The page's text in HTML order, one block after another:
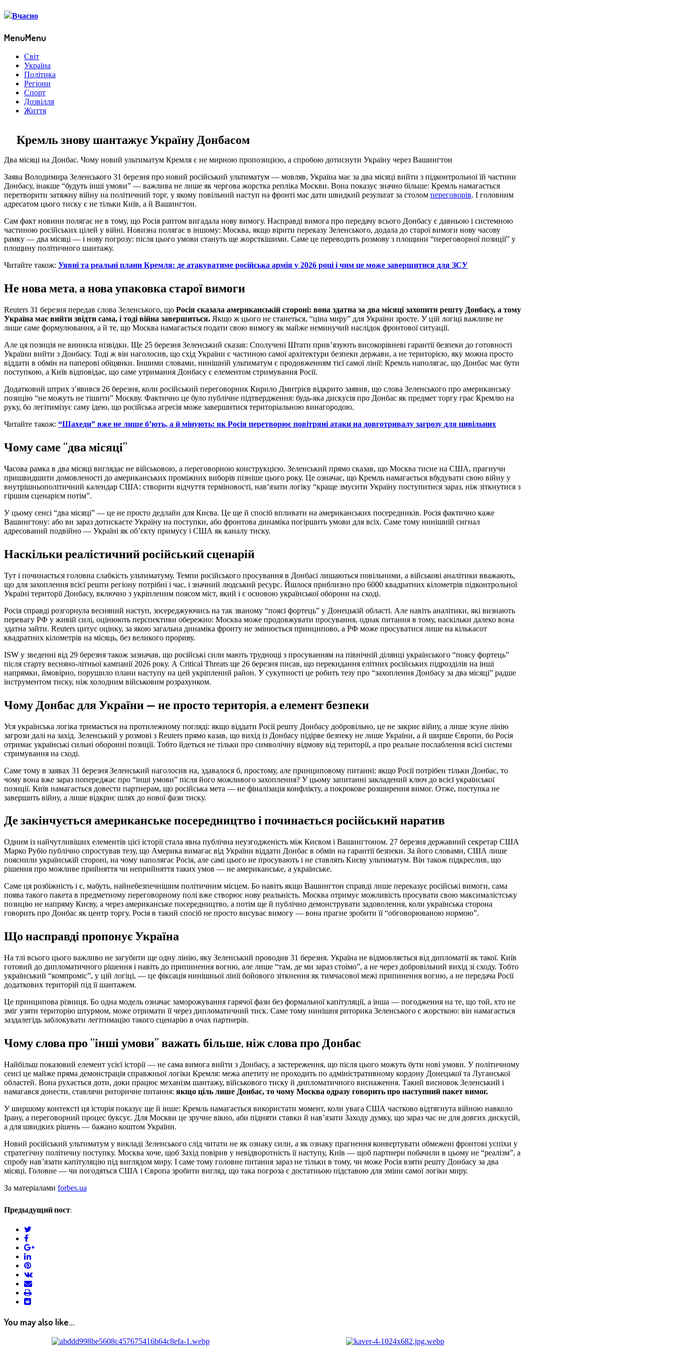
MenuMenu
Світ
Україна
Політика
Регіони
Спорт
Дозвілля
Життя
Кремль знову шантажує Україну Донбасом
Два місяці на Донбас. Чому новий ультиматум Кремля є не мирною пропозицією, а спробою дотиснути Україну через Вашингтон
Заява Володимира Зеленського 31 березня про новий російський ультиматум — мовляв, Україна має за два місяці вийти з підконтрольної їй частини
Донбасу, інакше “будуть інші умови” — важлива не лише як чергова жорстка репліка Москви. Вона показує значно більше: Кремль намагається
перетворити затяжну війну на політичний торг, у якому повільний наступ на фронті має дати швидкий результат за столом переговорів. І головним
адресатом цього тиску є не тільки Київ, а й Вашингтон.
Сам факт новини полягає не в тому, що Росія раптом вигадала нову вимогу. Насправді вимога про передачу всього Донбасу є давньою і системною
частиною російських цілей у війні. Новизна полягає в іншому: Москва, якщо вірити переказу Зеленського, додала до старої вимоги нову часову
рамку — два місяці — і нову погрозу: після цього умови стануть ще жорсткішими. Саме це переводить розмову з площини “переговорної позиції” у
площину політичного шантажу.
Читайте також: Уявні та реальні плани Кремля: де атакуватиме російська армія у 2026 році і чим це може завершитися для ЗСУ
Не нова мета, а нова упаковка старої вимоги
Reuters 31 березня передав слова Зеленського, що Росія сказала американській стороні: вона здатна за два місяці захопити решту Донбасу, а тому
Україна має вийти звідти сама, і тоді війна завершиться. Якщо ж цього не станеться, “ціна миру” для України зросте. У цій логіці важливе не
лише саме формулювання, а й те, що Москва намагається подати свою вимогу як майже неминучий наслідок фронтової ситуації.
Але ця позиція не виникла нізвідки. Ще 25 березня Зеленський сказав: Сполучені Штати прив’язують високорівневі гарантії безпеки до готовності
України вийти з Донбасу. Тоді ж він наголосив, що схід України є частиною самої архітектури безпеки держави, а не територією, яку можна просто
віддати в обмін на паперові обіцянки. Іншими словами, нинішній ультиматум є продовженням тієї самої лінії: Кремль наполягає, що Донбас має бути
поступкою, а Київ відповідає, що саме утримання Донбасу є елементом стримування Росії.
Додатковий штрих з’явився 26 березня, коли російський переговорник Кирило Дмитрієв відкрито заявив, що слова Зеленського про американську
позицію “не можуть не тішити” Москву. Фактично це було публічне підтвердження: будь-яка дискусія про Донбас як предмет торгу грає Кремлю на
руку, бо легітимізує саму ідею, що російська агресія може завершитися територіальною винагородою.
Читайте також: “Шахеди” вже не лише б’ють, а й мінують: як Росія перетворює повітряні атаки на довготривалу загрозу для цивільних
Чому саме “два місяці”
Часова рамка в два місяці виглядає не військовою, а переговорною конструкцією. Зеленський прямо сказав, що Москва тисне на США, прагнучи
пришвидшити домовленості до американських проміжних виборів пізніше цього року. Це означає, що Кремль намагається вбудувати свою війну у
внутрішньополітичний календар США: створити відчуття терміновості, нав’язати логіку “краще змусити Україну поступитися зараз, ніж зіткнутися з
гіршим сценарієм потім”.
У цьому сенсі “два місяці” — це не просто дедлайн для Києва. Це ще й спосіб впливати на американських посередників. Росія фактично каже
Вашингтону: або ви зараз дотискаєте Україну на поступки, або фронтова динаміка погіршить умови для всіх. Саме тому нинішній сигнал
адресований подвійно — Україні як об’єкту примусу і США як каналу тиску.
Наскільки реалістичний російський сценарій
Тут і починається головна слабкість ультиматуму. Темпи російського просування в Донбасі лишаються повільними, а військові аналітики вважають,
що для захоплення всієї решти регіону потрібні і час, і значний людський ресурс. Йшлося приблизно про 6000 квадратних кілометрів підконтрольної
Україні території Донбасу, включно з укріпленим поясом міст, який і є основою української оборони на сході.
Росія справді розгорнула весняний наступ, зосереджуючись на так званому “поясі фортець” у Донецькій області. Але навіть аналітики, які визнають
перевагу РФ у живій силі, оцінюють перспективи обережно: Москва може продовжувати просування, однак питання в тому, наскільки далеко вона
здатна зайти. Reuters цитує оцінку, за якою загальна динаміка фронту не змінюється принципово, а РФ може просуватися лише на кількасот
квадратних кілометрів на місяць, без великого прориву.
ISW у зведенні від 29 березня також зазначав, що російські сили мають труднощі з просуванням на північній ділянці українського “поясу фортець”
після старту весняно-літньої кампанії 2026 року. А Critical Threats ще 26 березня писав, що перекидання елітних російських підрозділів на інші
напрямки, ймовірно, порушило плани наступу на цей укріплений район. У сукупності це робить тезу про “захоплення Донбасу за два місяці” радше
інструментом тиску, ніж холодним військовим розрахунком.
Чому Донбас для України — не просто територія, а елемент безпеки
Уся українська логіка тримається на протилежному погляді: якщо віддати Росії решту Донбасу добровільно, це не закриє війну, а лише зсуне лінію
загрози далі на захід. Зеленський у розмові з Reuters прямо казав, що вихід із Донбасу підірве безпеку не лише України, а й ширше Європи, бо Росія
отримає українські сильні оборонні позиції. Тобто йдеться не тільки про символічну відмову від території, а про реальне послаблення всієї системи
стримування на сході.
Саме тому в заявах 31 березня Зеленський наголосив на, здавалося б, простому, але принциповому питанні: якщо Росії потрібен тільки Донбас, то
чому вона вже зараз попереджає про “інші умови” після його можливого захоплення? У цьому запитанні закладений ключ до всієї української
позиції. Київ намагається довести партнерам, що російська мета — не фіналізація конфлікту, а покрокове розширення вимог. Отже, поступка не
завершить війну, а лише відкриє шлях до нової фази тиску.
Де закінчується американське посередництво і починається російський наратив
Одним із найчутливіших елементів цієї історії стала явна публічна неузгодженість між Києвом і Вашингтоном. 27 березня державний секретар США
Марко Рубіо публічно спростував тезу, що Америка вимагає від України віддати Донбас в обмін на гарантії безпеки. За його словами, США лише
пояснили українській стороні, на чому наполягає Росія, але самі цього не просувають і не ставлять Києву ультиматум. Він також підкреслив, що
рішення про можливе прийняття чи неприйняття таких умов — не американське, а українське.
Саме ця розбіжність і є, мабуть, найнебезпечнішим політичним місцем. Бо навіть якщо Вашингтон справді лише переказує російські вимоги, сама
поява такого пакета в предметному переговорному полі вже створює нову реальність. Москва отримує можливість просувати свою максималістську
позицію не напряму Києву, а через американське посередництво, а потім ще й публічно демонструвати задоволення, коли українська сторона
говорить про Донбас як центр торгу. Росія в такий спосіб не просто висуває вимогу — вона прагне зробити її “обговорюваною нормою”.
Що насправді пропонує Україна
На тлі всього цього важливо не загубити ще одну лінію, яку Зеленський проводив 31 березня. Україна не відмовляється від дипломатії як такої. Київ
готовий до дипломатичного рішення і навіть до припинення вогню, але лише “там, де ми зараз стоїмо”, а не через добровільний вихід зі сходу. Тобто
український “компроміс”, у цій логіці, — це фіксація нинішньої лінії бойового зіткнення як тимчасової межі припинення вогню, а не передача Росії
додаткових територій під її шантажем.
Це принципова різниця. Бо одна модель означає заморожування гарячої фази без формальної капітуляції, а інша — погодження на те, що той, хто не
зміг узяти територію штурмом, може отримати її через дипломатичний тиск. Саме тому нинішня риторика Зеленського є жорсткою: він намагається
заздалегідь заблокувати легітимацію такого сценарію в очах партнерів.
Чому слова про “інші умови” важать більше, ніж слова про Донбас
Найбільш показовий елемент усієї історії — не сама вимога вийти з Донбасу, а застереження, що після цього можуть бути нові умови. У політичному
сенсі це майже пряма демонстрація справжньої логіки Кремля: межа апетиту не проходить по адміністративному кордону Донецької та Луганської
областей. Вона рухається доти, доки працює механізм шантажу, військового тиску й дипломатичного виснаження. Такий висновок Зеленський і
намагався донести, ставлячи риторичне питання: якщо ціль лише Донбас, то чому Москва одразу говорить про наступний пакет вимог.
У ширшому контексті ця історія показує ще й інше: Кремль намагається використати момент, коли увага США частково відтягнута війною навколо
Ірану, а переговорний процес буксує. Для Москви це зручне вікно, аби підняти ставки й нав’язати Заходу думку, що зараз час не для довгих дискусій,
а для швидких рішень — бажано коштом України.
Новий російський ультиматум у викладі Зеленського слід читати не як ознаку сили, а як ознаку прагнення конвертувати обмежені фронтові успіхи у
стратегічну політичну поступку. Москва хоче, щоб Захід повірив у невідворотність її наступу, Київ — щоб партнери побачили в цьому не “реалізм”, а
спробу нав’язати капітуляцію під виглядом миру. І саме тому головне питання зараз не тільки в тому, чи може Росія взяти решту Донбасу за два
місяці. Головне — чи погодяться США і Європа зробити вигляд, що така погроза є достатньою підставою для зміни самої логіки миру.
За матеріалами forbes.ua
Предыдущий пост:
facebook
google+
linkedin
pinterest
vkontakte
email
print
reddit
reddit
You may also like...